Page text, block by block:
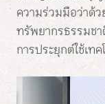
ความร่วมมือว่าด้
ทรัพยากรธรรมช
การประยุกต์ใช้เ